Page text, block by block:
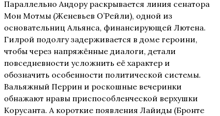
Параллельно Андору раскрывается линия сенатора
Мон Мотмы (Женевьев О’Рейли), одной из
основательниц Альянса, финансирующей Лютена.
Гилрой подолгу задерживается в доме героини,
чтобы через напряжённые диалоги, детали
повседневности усложнить её характер и
обозначить особенности политической системы.
Вальяжный Перрин и роскошные вечеринки
обнажают нравы приспособленческой верхушки
Корусанта. А короткие появления Лайиды (Бронте